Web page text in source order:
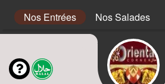
Nos Entrées Nos Salades